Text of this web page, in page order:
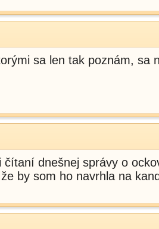
sa len tak poznám, sa
dnešnej správy o
by som ho navrhla na